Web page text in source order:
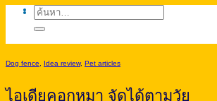
ค้นหา:
Dog fence, Idea review, Pet articles
ไอเดียคอกหมา จัดได้ตามวัย